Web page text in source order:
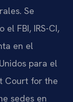
Se
FBI, IRS-CI,
en el
para el
Court for the
sedes en